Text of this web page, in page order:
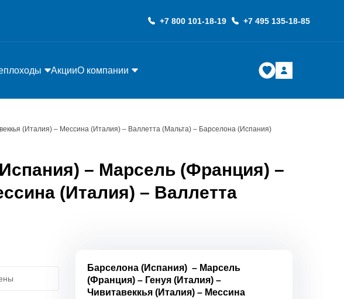
+7 800 101-18-19 +7 495 135-18-85
АкцииО компании
(Италия) – Мессина (Италия) – Валлетта (Мальта) – Барселона (Испания)
– Марсель (Франция) –
(Италия) – Валлетта
Барселона (Испания) – Марсель
(Франция) – Генуя (Италия) –
Чивитавеккья (Италия) – Мессина